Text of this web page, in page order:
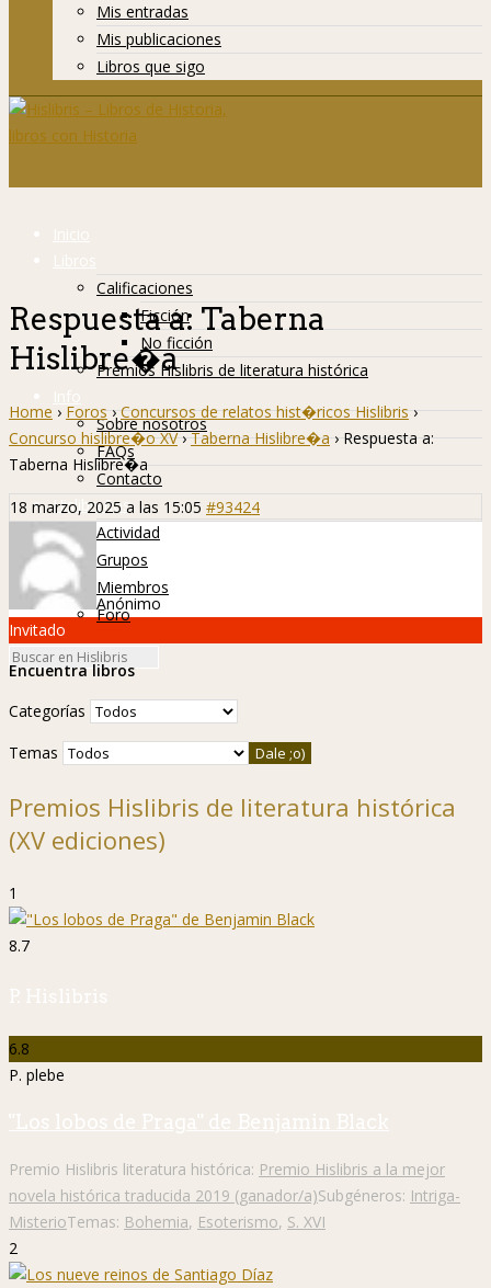
Mis entradas
Mis publicaciones
Libros que sigo
Inicio
Libros
Calificaciones
Ficción
No ficción
Premios Hislibris de literatura histórica
Info
Sobre nosotros
FAQs
Contacto
Hislibreños
Actividad
Grupos
Miembros
Foro
Respuesta a: Taberna
Hislibre�a
Home › Foros › Concursos de relatos hist�ricos Hislibris ›
Concurso hislibre�o XV › Taberna Hislibre�a › Respuesta a:
Taberna Hislibre�a
18 marzo, 2025 a las 15:05 #93424
Anónimo
Invitado
Encuentra libros
Categorías
Temas
Premios Hislibris de literatura histórica
(XV ediciones)
1
8.7
P. Hislibris
6.8
P. plebe
"Los lobos de Praga" de Benjamin Black
Premio Hislibris literatura histórica: Premio Hislibris a la mejor
novela histórica traducida 2019 (ganador/a)Subgéneros: Intriga-
MisterioTemas: Bohemia, Esoterismo, S. XVI
2